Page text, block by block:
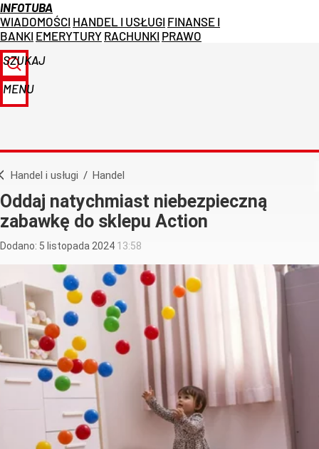
INFOTUBA
WIADOMOŚCI HANDEL I USŁUGI FINANSE I
BANKI EMERYTURY RACHUNKI PRAWO
SZUKAJ
MENU
Handel i usługi / Handel
Oddaj natychmiast niebezpieczną
zabawkę do sklepu Action
Dodano: 5 listopada 2024 13:58